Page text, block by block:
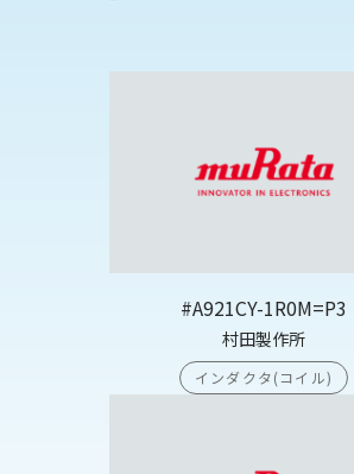
#A921CY-1R0M=P3
村田製作所
インダクタ(コイル)